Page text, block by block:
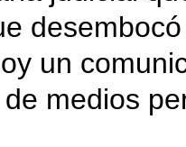
un
medios